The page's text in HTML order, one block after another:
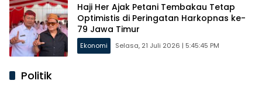
Haji Her Ajak Petani Tembakau Tetap
Optimistis di Peringatan Harkopnas ke-
79 Jawa Timur
Ekonomi Selasa, 21 Juli 2026 | 5:45:45 PM
Politik